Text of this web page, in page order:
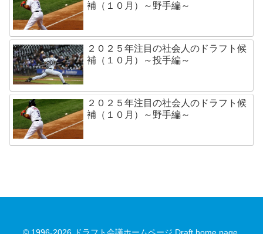
補（１０月）～野手編～
２０２５年注目の社会人のドラフト候
補（１０月）～投手編～
２０２５年注目の社会人のドラフト候
補（１０月）～野手編～
© 1996-2026 ドラフト会議ホームページ Draft home page.